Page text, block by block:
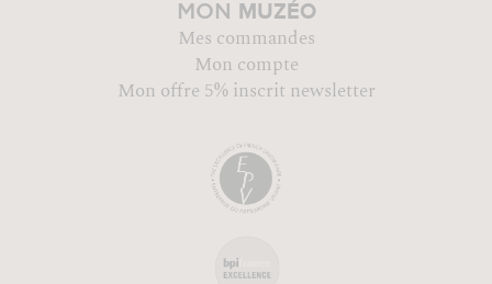
MON MUZÉO
Mes commandes
Mon compte
Mon offre 5% inscrit newsletter